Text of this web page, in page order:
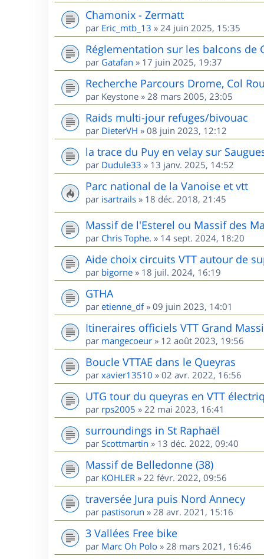
Chamonix - Zermatt
par Eric_mtb_13 » 24 juin 2025, 15:35
Réglementation sur les balcons de
par Gatafan » 17 juin 2025, 19:37
Recherche Parcours Drome, Col
par Keystone » 28 mars 2005, 23:05
Raids multi-jour refuges/bivouac
par DieterVH » 08 juin 2023, 12:12
la trace du Puy en velay sur
par Dudule33 » 13 janv. 2025, 14:52
Parc national de la Vanoise et vtt
par isartrails » 18 déc. 2018, 21:45
Massif de l'Esterel ou Massif des
par Chris Tophe. » 14 sept. 2024, 18:20
Aide choix circuits VTT autour de
par bigorne » 18 juil. 2024, 16:19
GTHA
par etienne_df» 09 juin 2023, 14:01
Itineraires officiels VTT Grand
par mangecoeur » 12 août 2023, 19:56
Boucle VTTAE dans le Queyras
par xavier13510 » 02 avr. 2022, 16:56
UTG tour du queyras en VTT
par rps2005 » 22 mai 2023, 16:41
surroundings in St Raphaël
par Scottmartin » 13 déc. 2022, 09:40
Massif de Belledonne (38)
par KOHLER » 22 févr. 2022, 09:56
traversée Jura puis Nord Annecy
par pastisorun » 28 avr. 2021, 15:16
3 Vallées Free bike
par Marc Oh Polo » 28 mars 2021, 16:46